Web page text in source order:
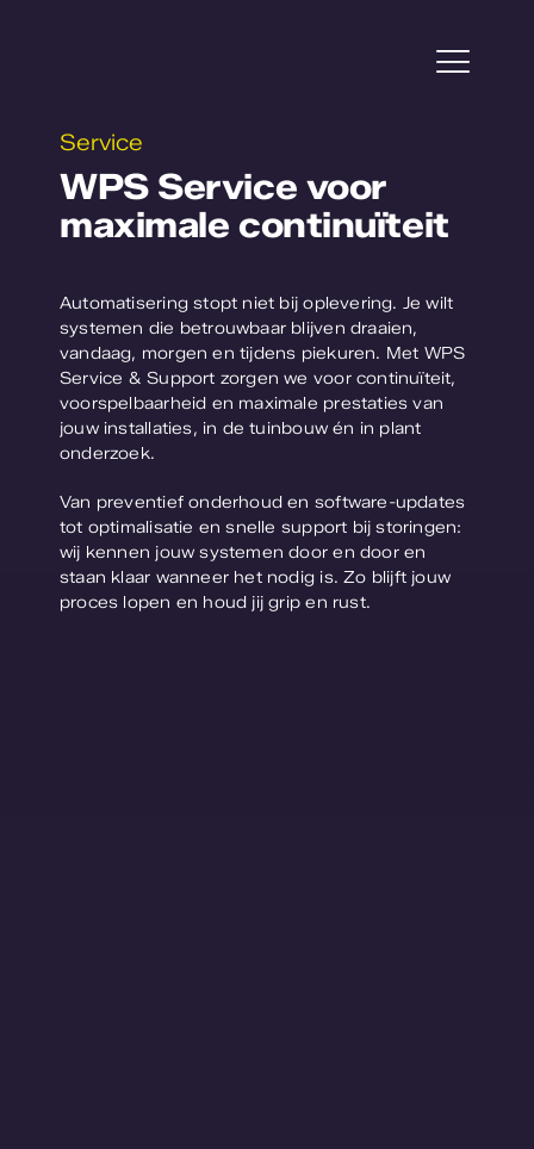
Service
Plantonderzoek
Over WPS
Contact
Service
WPS Service voor
maximale continuïteit
Automatisering stopt niet bij oplevering. Je wilt
systemen die betrouwbaar blijven draaien,
vandaag, morgen en tijdens piekuren. Met WPS
Service & Support zorgen we voor continuïteit,
voorspelbaarheid en maximale prestaties van
jouw installaties, in de tuinbouw én in plant
onderzoek.
Van preventief onderhoud en software-updates
tot optimalisatie en snelle support bij storingen:
wij kennen jouw systemen door en door en
staan klaar wanneer het nodig is. Zo blijft jouw
proces lopen en houd jij grip en rust.